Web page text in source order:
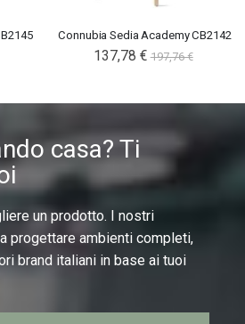
Connubia Sedia Academy CB2142
137,78 € 197,76 €
casa? Ti
un prodotto. I nostri
progettare ambienti completi,
brand italiani in base ai tuoi